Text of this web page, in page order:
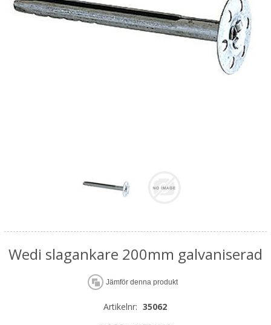
Wedi slagankare 200mm galvaniserad
Jämför denna produkt
Artikelnr: 35062